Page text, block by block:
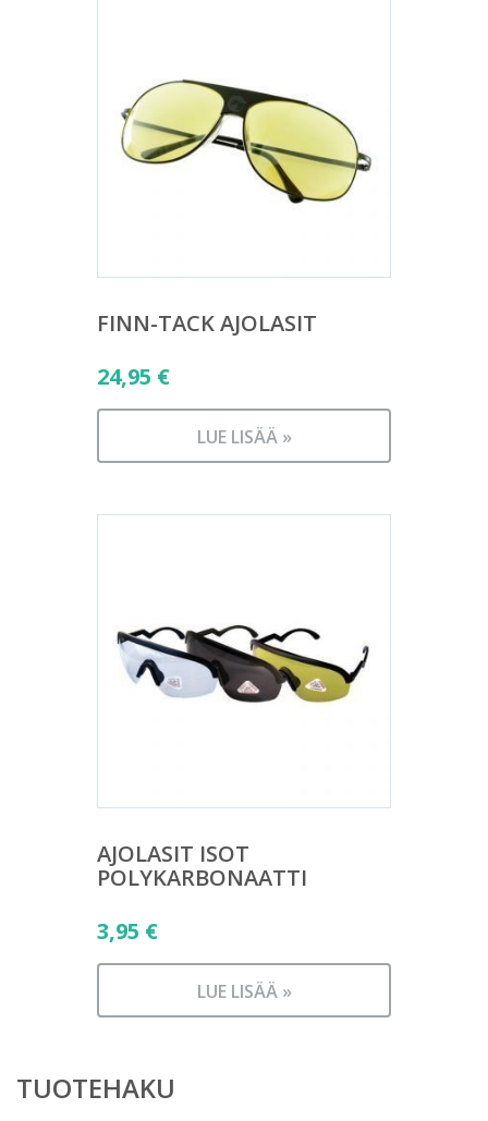
FINN-TACK AJOLASIT
24,95 €
LUE LISÄÄ »
AJOLASIT ISOT
POLYKARBONAATTI
3,95 €
LUE LISÄÄ »
TUOTEHAKU